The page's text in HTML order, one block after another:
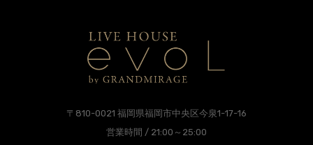
〒810-0021 福岡県福岡市中央区今泉1-17-16
営業時間 / 21:00～25:00